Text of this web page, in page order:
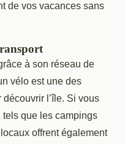
de vos vacances sans
à son réseau de
vélo est une des
l’île. Si vous
tels que les campings
offrent également